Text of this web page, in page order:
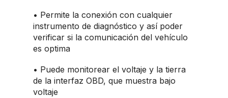
• Permite la conexión con cualquier
instrumento de diagnóstico y así poder
verificar si la comunicación del vehículo
es optima
• Puede monitorear el voltaje y la tierra
de la interfaz OBD, que muestra bajo
voltaje